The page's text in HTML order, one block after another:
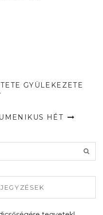
GYÜLEKEZETE
HÉT